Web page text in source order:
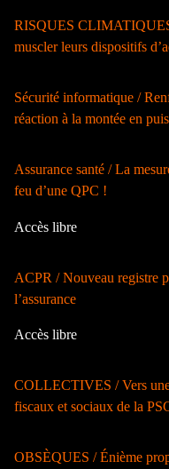
RISQUES
muscler leurs dispositifs
Sécurité informatique /
réaction à la montée en
Assurance santé / La
feu d’une QPC !
Accès libre
ACPR / Nouveau registre
l’assurance
Accès libre
COLLECTIVES / Vers une
fiscaux et sociaux de la
OBSÈQUES / Énième